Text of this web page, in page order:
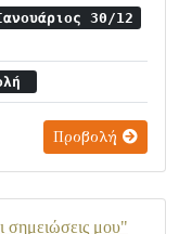
30/12
Προβολή
σημειώσεις μου"